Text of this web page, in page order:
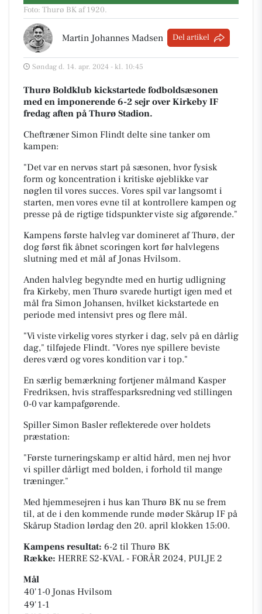
Foto: Thurø BK af 1920.
Martin Johannes Madsen Del artikel
Søndag d. 14. apr. 2024 - kl. 10:45
Thurø Boldklub kickstartede fodboldsæsonen
med en imponerende 6-2 sejr over Kirkeby IF
fredag aften på Thurø Stadion.
Cheftræner Simon Flindt delte sine tanker om
kampen:
"Det var en nervøs start på sæsonen, hvor fysisk
form og koncentration i kritiske øjeblikke var
nøglen til vores succes. Vores spil var langsomt i
starten, men vores evne til at kontrollere kampen og
presse på de rigtige tidspunkter viste sig afgørende."
Kampens første halvleg var domineret af Thurø, der
dog først fik åbnet scoringen kort før halvlegens
slutning med et mål af Jonas Hvilsom.
Anden halvleg begyndte med en hurtig udligning
fra Kirkeby, men Thurø svarede hurtigt igen med et
mål fra Simon Johansen, hvilket kickstartede en
periode med intensivt pres og flere mål.
"Vi viste virkelig vores styrker i dag, selv på en dårlig
dag," tilføjede Flindt. "Vores nye spillere beviste
deres værd og vores kondition var i top."
En særlig bemærkning fortjener målmand Kasper
Fredriksen, hvis straffesparksredning ved stillingen
0-0 var kampafgørende.
Spiller Simon Basler reflekterede over holdets
præstation:
"Første turneringskamp er altid hård, men nej hvor
vi spiller dårligt med bolden, i forhold til mange
træninger."
Med hjemmesejren i hus kan Thurø BK nu se frem
til, at de i den kommende runde møder Skårup IF på
Skårup Stadion lørdag den 20. april klokken 15:00.
Kampens resultat: 6-2 til Thurø BK
Række: HERRE S2-KVAL - FORÅR 2024, PULJE 2
Mål
40'1-0 Jonas Hvilsom
49'1-1